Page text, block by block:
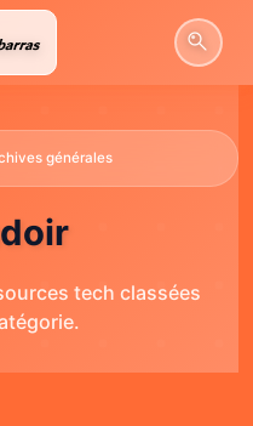
générales
tech classées